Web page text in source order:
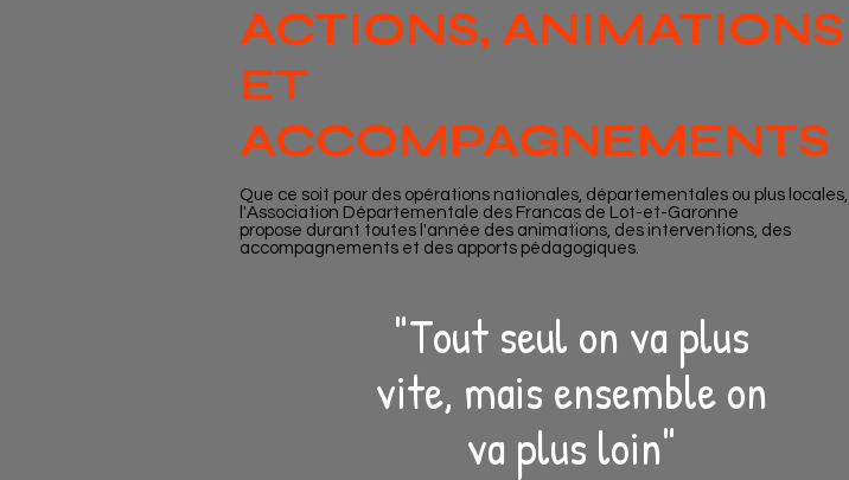
ACTIONS, ANIMATIONS
ET
ACCOMPAGNEMENTS
Que ce soit pour des opérations nationales, départementales ou plus locales,
l'Association Départementale des Francas de Lot-et-Garonne
propose durant toutes l'année des animations, des interventions, des
accompagnements et des apports pédagogiques.
"Tout seul on va plus
vite, mais ensemble on
va plus loin"